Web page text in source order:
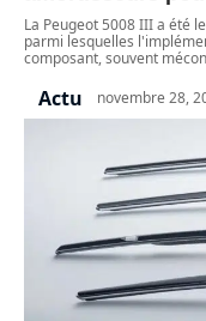
La Peugeot 5008 III a été
parmi lesquelles
composant, souvent
Actu novembre 28,